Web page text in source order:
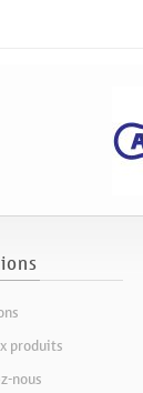
produits
nous